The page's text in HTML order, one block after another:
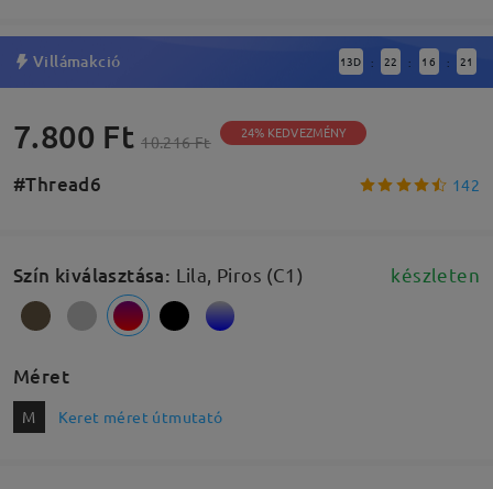
Villámakció 13D : 22 : 16 : 20
7.800 Ft 10.216 Ft 24% KEDVEZMÉNY
#Thread6 142
Szín kiválasztása: Lila, Piros (C1) készleten
Méret
M Keret méret útmutató